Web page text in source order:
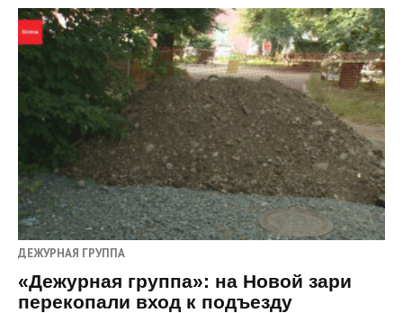
ДЕЖУРНАЯ ГРУППА
«Дежурная группа»: на Новой зари
перекопали вход к подъезду